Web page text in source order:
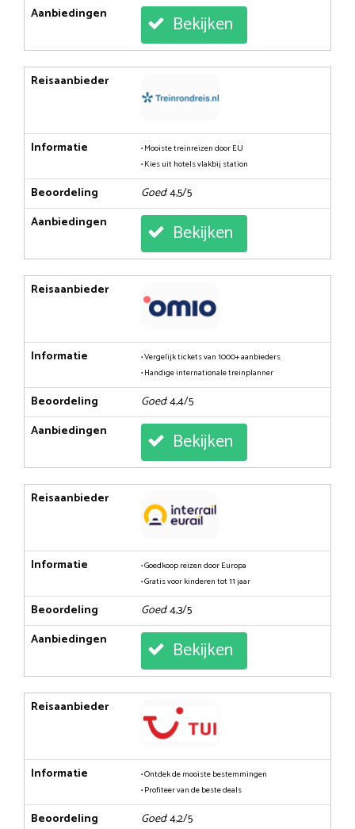
Aanbiedingen Bekijken
Reisaanbieder
Informatie
• Mooiste treinreizen door EU
• Kies uit hotels vlakbij station
Beoordeling Goed: 4,5/5
Aanbiedingen
Bekijken
Reisaanbieder
Informatie
• Vergelijk tickets van 1000+ aanbieders
• Handige internationale treinplanner
Beoordeling Goed: 4,4/5
Aanbiedingen
Bekijken
Reisaanbieder
Informatie
• Goedkoop reizen door Europa
• Gratis voor kinderen tot 11 jaar
Beoordeling Goed: 4,3/5
Aanbiedingen
Bekijken
Reisaanbieder
Informatie
• Ontdek de mooiste bestemmingen
• Profiteer van de beste deals
Beoordeling Goed: 4,2/5